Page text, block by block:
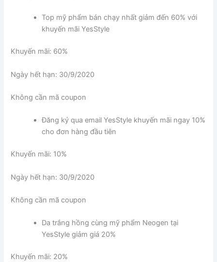
Top mỹ phẩm bán chạy nhất giảm đến 60% với
khuyến mãi YesStyle
Khuyến mãi: 60%
Ngày hết hạn: 30/9/2020
Không cần mã coupon
Đăng ký qua email YesStyle khuyến mãi ngay 10%
cho đơn hàng đầu tiên
Khuyến mãi: 10%
Ngày hết hạn: 30/9/2020
Không cần mã coupon
Da trắng hồng cùng mỹ phẩm Neogen tại
YesStyle giảm giá 20%
Khuyến mãi: 20%